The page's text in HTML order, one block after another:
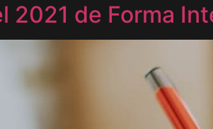
2021 de Forma